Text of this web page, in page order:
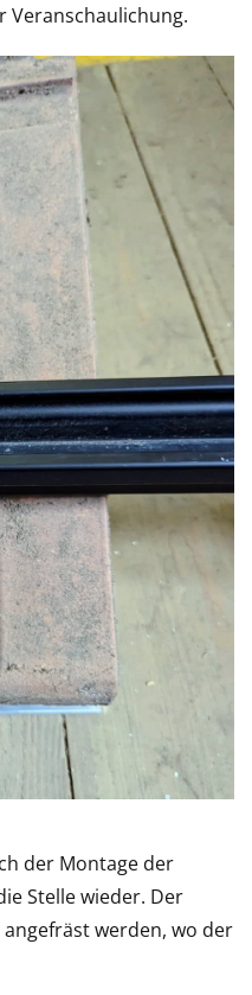
Veranschaulichung.
der Montage der
Stelle wieder. Der
werden, wo der